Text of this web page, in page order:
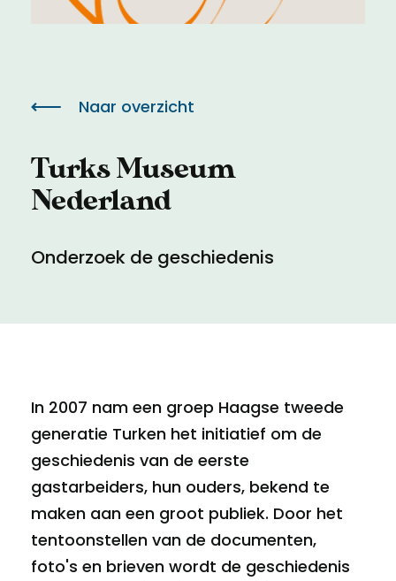
Turks Museum
Nederland
Onderzoek de geschiedenis
Naar overzicht
In 2007 nam een groep Haagse tweede
generatie Turken het initiatief om de
geschiedenis van de eerste
gastarbeiders, hun ouders, bekend te
maken aan een groot publiek. Door het
tentoonstellen van de documenten,
foto's en brieven wordt de geschiedenis